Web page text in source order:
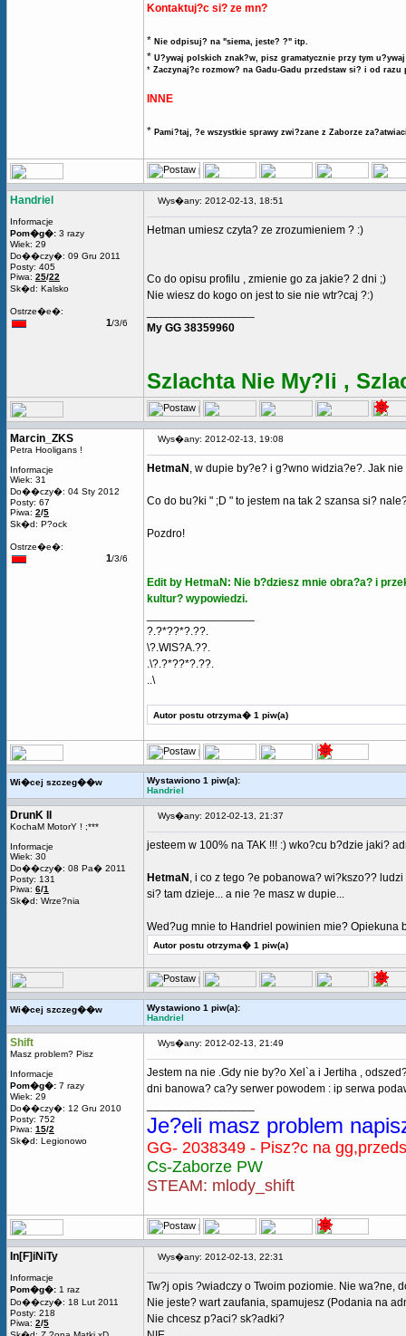
Kontaktuj?c si? ze mn?
* Nie odpisuj? na "siema, jeste? ?" itp.
* U?ywaj polskich znak?w, pisz gramatycznie przy tym
* Zaczynaj?c rozmow? na Gadu-Gadu przedstaw si? i od
INNE
* Pami?taj, ?e wszystkie sprawy zwi?zane z Zaborze
Handriel
Informacje
Pom�g�: 3 razy
Wiek: 29
Do��czy�: 09 Gru 2011
Posty: 405
Piwa: 25/22
Sk�d: Kalsko
Ostrze�e�:
1/3/6
Wys�any: 2012-02-13, 18:51
Hetman umiesz czyta? ze zrozumieniem ? :)
Co do opisu profilu , zmienie go za jakie? 2 dni ;)
Nie wiesz do kogo on jest to sie nie wtr?caj ?:)
My GG 38359960
Szlachta Nie My?li ,
Marcin_ZKS
Petra Hooligans !
Informacje
Wiek: 31
Do��czy�: 04 Sty 2012
Posty: 67
Piwa: 2/5
Sk�d: P?ock
Ostrze�e�:
1/3/6
Wys�any: 2012-02-13, 19:08
HetmaN , w dupie by?e? i g?wno widzia?e?. Jak
Co do bu?ki " ;D " to jestem na tak 2 szansa si?
Pozdro!
Edit by HetmaN: Nie b?dziesz mnie obra?a? i
kultur? wypowiedzi.
?.?*??*?.??.
\?.WIS?A.??.
.\?.?*??*?.??.
..\
Autor postu otrzyma� 1 piw(a)
Wi�cej szczeg��w
Wystawiono 1 piw(a):
Handriel
DrunK II
KochaM MotorY ! ;***
Informacje
Wiek: 30
Do��czy�: 08 Pa� 2011
Posty: 131
Piwa: 6/1
Sk�d: Wrze?nia
Wys�any: 2012-02-13, 21:37
jesteem w 100% na TAK !!! :) wko?cu b?dzie jaki?
HetmaN , i co z tego ?e pobanowa? wi?kszo??
si? tam dzieje... a nie ?e masz w dupie...
Wed?ug mnie to Handriel powinien mie? Opiekuna
Autor postu otrzyma� 1 piw(a)
Wi�cej szczeg��w
Wystawiono 1 piw(a):
Handriel
Shift
Masz problem? Pisz
Informacje
Pom�g�: 7 razy
Wiek: 29
Do��czy�: 12 Gru 2010
Posty: 752
Piwa: 15/2
Sk�d: Legionowo
Wys�any: 2012-02-13, 21:49
Jestem na nie .Gdy nie by?o Xel`a i Jertiha ,
dni banowa? ca?y serwer powodem : ip serwa
Je?eli masz problem
GG- 2038349 - Pisz?c na
Cs-Zaborze PW
STEAM: mlody_shift
In[F]iNiTy
Informacje
Pom�g�: 1 raz
Do��czy�: 18 Lut 2011
Posty: 218
Piwa: 2/5
Wys�any: 2012-02-13, 22:31
Tw?j opis ?wiadczy o Twoim poziomie. Nie wa?ne,
Nie jeste? wart zaufania, spamujesz (Podania na
Nie chcesz p?aci? sk?adki?